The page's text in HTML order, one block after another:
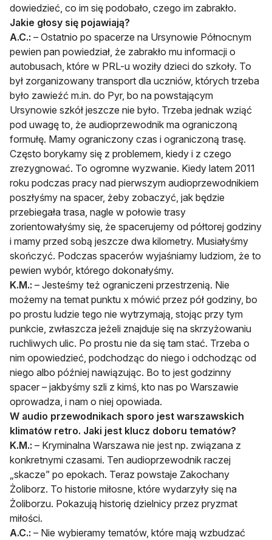
dowiedzieć, co im się podobało, czego im zabrakło.
Jakie głosy się pojawiają?
A.C.: – Ostatnio po spacerze na Ursynowie Północnym
pewien pan powiedział, że zabrakło mu informacji o
autobusach, które w PRL-u woziły dzieci do szkoły. To
był zorganizowany transport dla uczniów, których trzeba
było zawieźć m.in. do Pyr, bo na powstającym
Ursynowie szkół jeszcze nie było. Trzeba jednak wziąć
pod uwagę to, że audioprzewodnik ma ograniczoną
formułę. Mamy ograniczony czas i ograniczoną trasę.
Często borykamy się z problemem, kiedy i z czego
zrezygnować. To ogromne wyzwanie. Kiedy latem 2011
roku podczas pracy nad pierwszym audioprzewodnikiem
poszłyśmy na spacer, żeby zobaczyć, jak będzie
przebiegała trasa, nagle w połowie trasy
zorientowałyśmy się, że spacerujemy od półtorej godziny
i mamy przed sobą jeszcze dwa kilometry. Musiałyśmy
skończyć. Podczas spacerów wyjaśniamy ludziom, że to
pewien wybór, którego dokonałyśmy.
K.M.: – Jesteśmy też ograniczeni przestrzenią. Nie
możemy na temat punktu x mówić przez pół godziny, bo
po prostu ludzie tego nie wytrzymają, stojąc przy tym
punkcie, zwłaszcza jeżeli znajduje się na skrzyżowaniu
ruchliwych ulic. Po prostu nie da się tam stać. Trzeba o
nim opowiedzieć, podchodząc do niego i odchodząc od
niego albo później nawiązując. Bo to jest godzinny
spacer – jakbyśmy szli z kimś, kto nas po Warszawie
oprowadza, i nam o niej opowiada.
W audio przewodnikach sporo jest warszawskich
klimatów retro. Jaki jest klucz doboru tematów?
K.M.: – Kryminalna Warszawa nie jest np. związana z
konkretnymi czasami. Ten audioprzewodnik raczej
„skacze” po epokach. Teraz powstaje Zakochany
Żoliborz. To historie miłosne, które wydarzyły się na
Żoliborzu. Pokazują historię dzielnicy przez pryzmat
miłości.
A.C.: – Nie wybieramy tematów, które mają wzbudzać